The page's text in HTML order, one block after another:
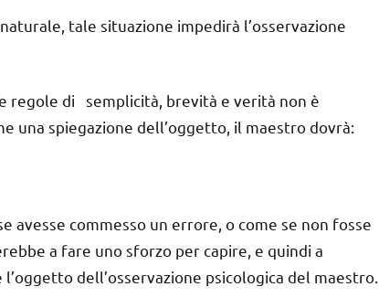
tale situazione impedirà l’osservazione
regole di semplicità, brevità e verità non è
una spiegazione dell’oggetto, il maestro dovrà:
avesse commesso un errore, o come se non fosse
a fare uno sforzo per capire, e quindi a
dell’osservazione psicologica del maestro.